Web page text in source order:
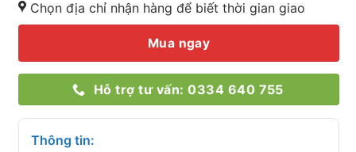
Chọn địa chỉ nhận hàng để biết thời gian giao
Mua ngay
Hỗ trợ tư vấn: 0334 640 755
Thông tin: